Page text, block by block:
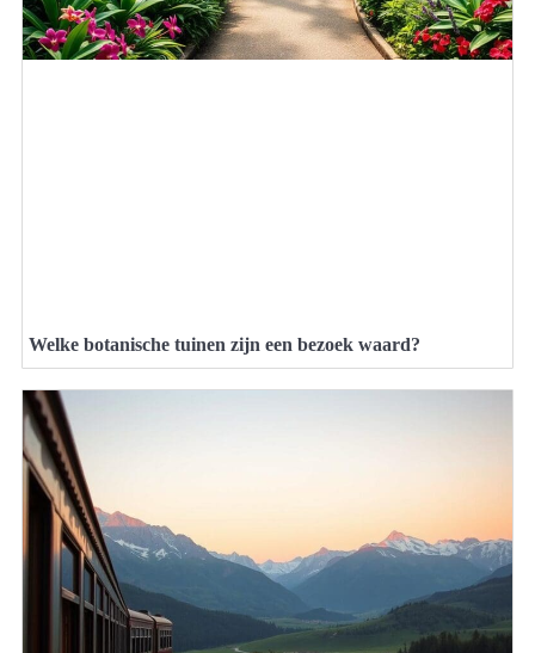
Welke botanische tuinen zijn een bezoek waard?